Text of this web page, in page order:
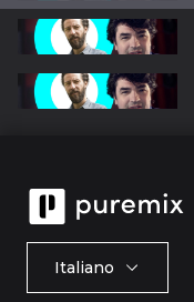
Italiano